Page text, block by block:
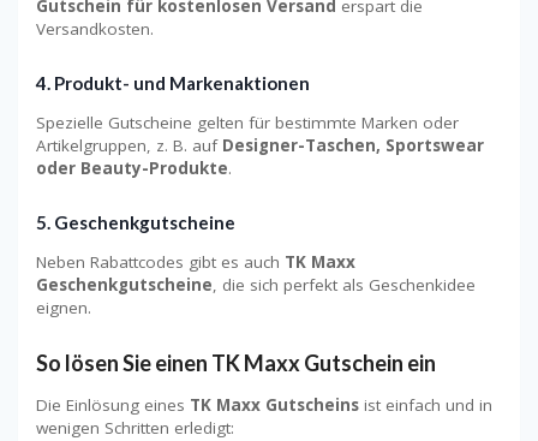
Gutschein für kostenlosen Versand erspart die
Versandkosten.
4. Produkt- und Markenaktionen
Spezielle Gutscheine gelten für bestimmte Marken oder
Artikelgruppen, z. B. auf Designer-Taschen, Sportswear
oder Beauty-Produkte.
5. Geschenkgutscheine
Neben Rabattcodes gibt es auch TK Maxx
Geschenkgutscheine, die sich perfekt als Geschenkidee
eignen.
So lösen Sie einen TK Maxx Gutschein ein
Die Einlösung eines TK Maxx Gutscheins ist einfach und in
wenigen Schritten erledigt: